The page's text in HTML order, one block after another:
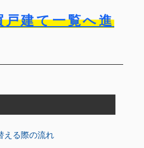
戸建て一覧へ進
える際の流れ